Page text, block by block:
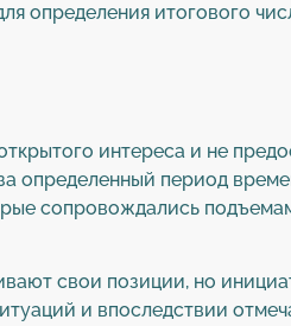
определения итогового
интереса и не
определенный период
сопровождались
свои позиции, но
и впоследствии